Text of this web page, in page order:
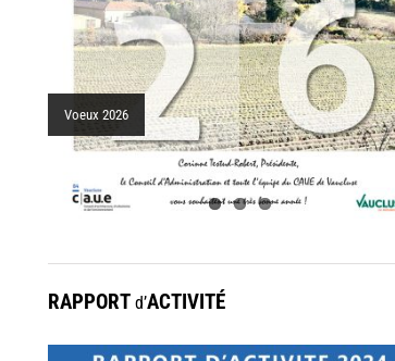
Voeux 2026
municipaux, porte médiévale
RAPPORT d’ACTIVITÉ